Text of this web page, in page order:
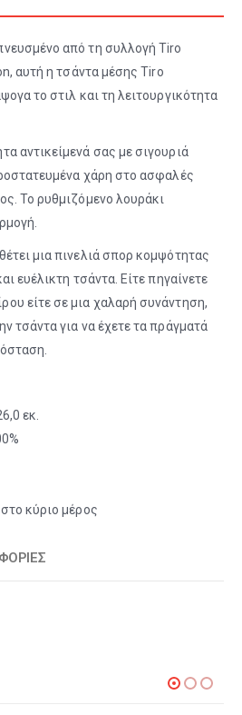
από τη συλλογή Tiro
αυτή η τσάντα μέσης Tiro
το στιλ και τη λειτουργικότητα
αντικείμενά σας με σιγουριά
χάρη στο ασφαλές
Το ρυθμιζόμενο λουράκι
μια πινελιά σπορ κομψότητας
ευέλικτη τσάντα. Είτε πηγαίνετε
είτε σε μια χαλαρή συνάντηση,
τσάντα για να έχετε τα πράγματά
εκ.
κύριο μέρος